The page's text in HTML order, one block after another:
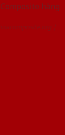
hàng
|